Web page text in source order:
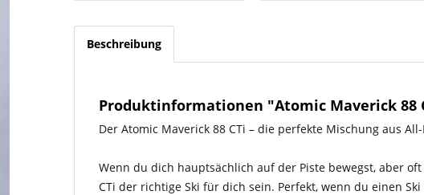
Beschreibung
Produktinformationen "Atomic Maverick 88
Der Atomic Maverick 88 CTi – die perfekte Mischung aus
Wenn du dich hauptsächlich auf der Piste bewegst, aber
CTi der richtige Ski für dich sein. Perfekt, wenn du einen